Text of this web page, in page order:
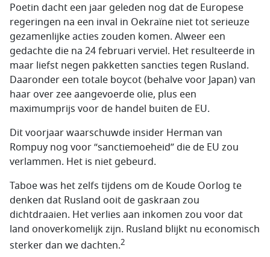
Poetin dacht een jaar geleden nog dat de Europese
regeringen na een inval in Oekraïne niet tot serieuze
gezamenlijke acties zouden komen. Alweer een
gedachte die na 24 februari verviel. Het resulteerde in
maar liefst negen pakketten sancties tegen Rusland.
Daaronder een totale boycot (behalve voor Japan) van
haar over zee aangevoerde olie, plus een
maximumprijs voor de handel buiten de EU.
Dit voorjaar waarschuwde insider Herman van
Rompuy nog voor “sanctiemoeheid” die de EU zou
verlammen. Het is niet gebeurd.
Taboe was het zelfs tijdens om de Koude Oorlog te
denken dat Rusland ooit de gaskraan zou
dichtdraaien. Het verlies aan inkomen zou voor dat
land onoverkomelijk zijn. Rusland blijkt nu economisch
sterker dan we dachten.2